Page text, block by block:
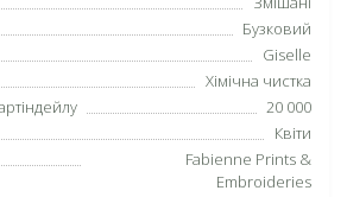
Бузковий
Giselle
Хімічна чистка
20 000
Квіти
Fabienne Prints &
Embroideries